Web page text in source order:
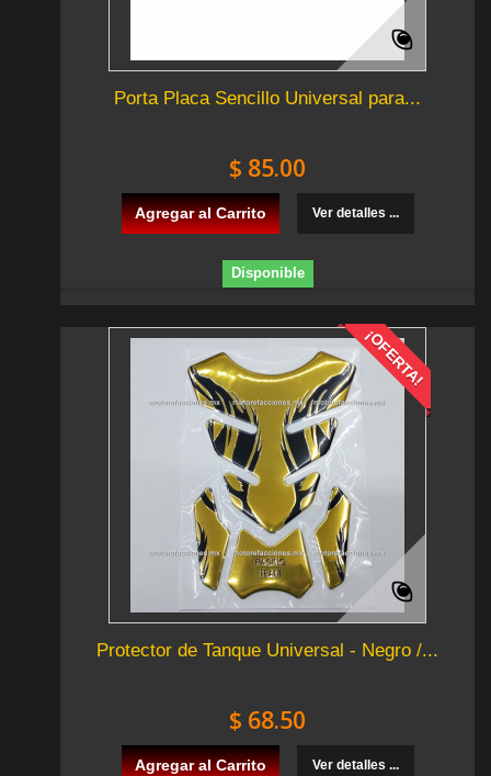
Porta Placa Sencillo Universal para...
$ 85.00
Agregar al Carrito Ver detalles ...
Disponible
¡OFERTA!
Protector de Tanque Universal - Negro /...
$ 68.50
Agregar al Carrito Ver detalles ...